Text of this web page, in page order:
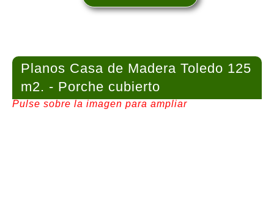
Planos Casa de Madera Toledo 125
m2. - Porche cubierto
Pulse sobre la imagen para ampliar